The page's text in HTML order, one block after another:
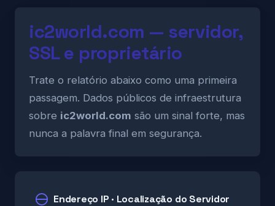
ic2world.com — servidor,
SSL e proprietário
Trate o relatório abaixo como uma primeira
passagem. Dados públicos de infraestrutura
sobre ic2world.com são um sinal forte, mas
nunca a palavra final em segurança.
Endereço IP · Localização do Servidor